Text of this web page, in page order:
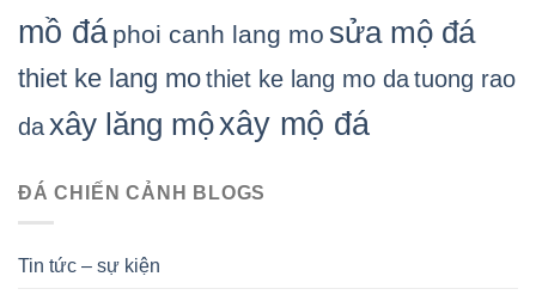
mồ đá phoi canh lang mo sửa mộ đá
thiet ke lang mothiet ke lang mo datuong rao
daxây lăng mộxây mộ đá
ĐÁ CHIẾN CẢNH BLOGS
Tin tức – sự kiện